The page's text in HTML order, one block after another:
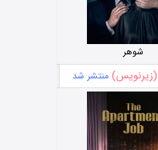
شوهر
منتشر شد